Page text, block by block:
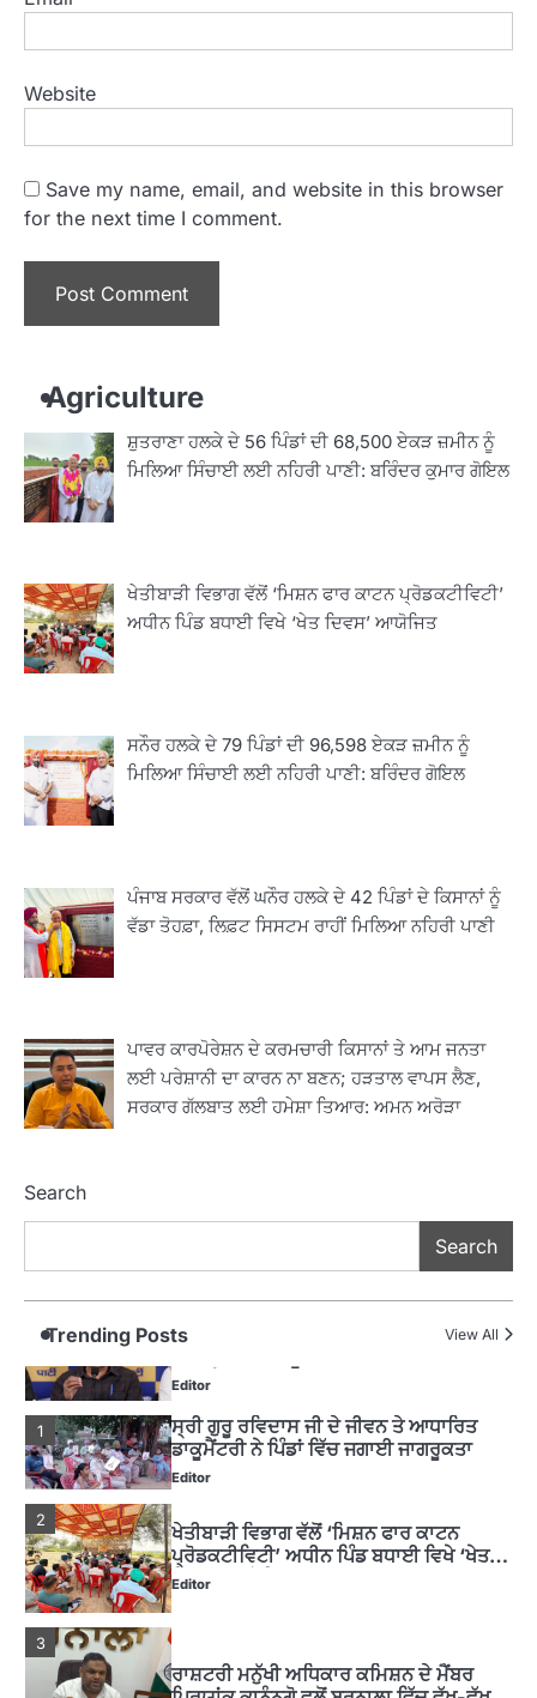
Website
Save my name, email, and website in this browser
for the next time I comment.
Agriculture
ਸ਼ੁਤਰਾਣਾ ਹਲਕੇ ਦੇ 56 ਪਿੰਡਾਂ ਦੀ 68,500 ਏਕੜ ਜ਼ਮੀਨ ਨੂੰ
ਮਿਲਿਆ ਸਿੰਚਾਈ ਲਈ ਨਹਿਰੀ ਪਾਣੀ: ਬਰਿੰਦਰ ਕੁਮਾਰ ਗੋਇਲ
ਖੇਤੀਬਾੜੀ ਵਿਭਾਗ ਵੱਲੋਂ ‘ਮਿਸ਼ਨ ਫਾਰ ਕਾਟਨ ਪ੍ਰੋਡਕਟੀਵਿਟੀ’
ਅਧੀਨ ਪਿੰਡ ਬਧਾਈ ਵਿਖੇ ‘ਖੇਤ ਦਿਵਸ’ ਆਯੋਜਿਤ
ਸਨੌਰ ਹਲਕੇ ਦੇ 79 ਪਿੰਡਾਂ ਦੀ 96,598 ਏਕੜ ਜ਼ਮੀਨ ਨੂੰ
ਮਿਲਿਆ ਸਿੰਚਾਈ ਲਈ ਨਹਿਰੀ ਪਾਣੀ: ਬਰਿੰਦਰ ਗੋਇਲ
ਪੰਜਾਬ ਸਰਕਾਰ ਵੱਲੋਂ ਘਨੌਰ ਹਲਕੇ ਦੇ 42 ਪਿੰਡਾਂ ਦੇ ਕਿਸਾਨਾਂ ਨੂੰ
ਵੱਡਾ ਤੋਹਫ਼ਾ, ਲਿਫ਼ਟ ਸਿਸਟਮ ਰਾਹੀਂ ਮਿਲਿਆ ਨਹਿਰੀ ਪਾਣੀ
ਪਾਵਰ ਕਾਰਪੋਰੇਸ਼ਨ ਦੇ ਕਰਮਚਾਰੀ ਕਿਸਾਨਾਂ ਤੇ ਆਮ ਜਨਤਾ
ਲਈ ਪਰੇਸ਼ਾਨੀ ਦਾ ਕਾਰਨ ਨਾ ਬਣਨ; ਹੜਤਾਲ ਵਾਪਸ ਲੈਣ,
ਸਰਕਾਰ ਗੱਲਬਾਤ ਲਈ ਹਮੇਸ਼ਾ ਤਿਆਰ: ਅਮਨ ਅਰੋੜਾ
Search
Search
Trending Posts View All
2
3
ਰਾਸ਼ਟਰੀ ਮਨੁੱਖੀ ਅਧਿਕਾਰ ਕਮਿਸ਼ਨ ਦੇ ਮੈਂਬਰ
ਪ੍ਰਿਯਾਂਕ ਕਾਨੂੰਨਗੋ ਵਲੋਂ ਬਰਨਾਲਾ ਵਿੱਚ ਵੱਖ-ਵੱਖ
4
ਹੁਸ਼ਿਆਰਪੁਰ ਜ਼ਿਲ੍ਹੇ ਵ‘ ਈ.ਐੱਫ. ਡਿਜੀਟਾਈਜ਼ੇਸ਼ਨ
ਦਾ ਕੰਮ 99.92 ਫੀਸਦੀ ਮੁਕੰਮਲ: ਜ਼ਿਲ੍ਹਾ ਚੋਣ
ਅਫ਼ਸਰ
5
ਮੋਦੀ ਜੀ ਪੁਲਿਸ ਦੇ ਦਮ ‘ਤੇ ਨੈਸ਼ਨਲ ਟਾਊਨਹਾਲ
ਹਨ- ਕੇਜਰੀਵਾਲ
Editor
1
ਸ੍ਰੀ ਗੁਰੂ ਰਵਿਦਾਸ ਜੀ ਦੇ ਜੀਵਨ ਤੇ ਆਧਾਰਿਤ
ਡਾਕੂਮੈਂਟਰੀ ਨੇ ਪਿੰਡਾਂ ਵਿੱਚ ਜਗਾਈ ਜਾਗਰੂਕਤਾ
Editor
2
ਖੇਤੀਬਾੜੀ ਵਿਭਾਗ ਵੱਲੋਂ ‘ਮਿਸ਼ਨ ਫਾਰ ਕਾਟਨ
ਪ੍ਰੋਡਕਟੀਵਿਟੀ’ ਅਧੀਨ ਪਿੰਡ ਬਧਾਈ ਵਿਖੇ ‘ਖੇਤ
ਦਿਵਸ’ ਆਯੋਜਿਤ
Editor
3
ਰਾਸ਼ਟਰੀ ਮਨੁੱਖੀ ਅਧਿਕਾਰ ਕਮਿਸ਼ਨ ਦੇ ਮੈਂਬਰ